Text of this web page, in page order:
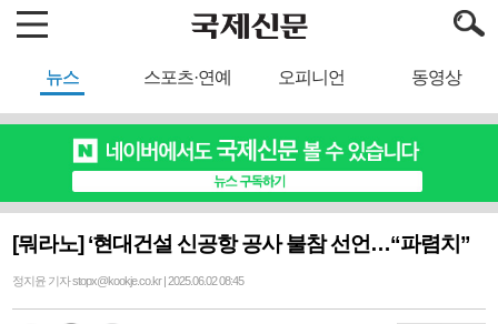
뉴스 스포츠·연예 오피니언 동영상
[뭐라노] ‘현대건설 신공항 공사 불참 선언…“파렴치”
정지윤 기자 stopx@kookje.co.kr | 2025.06.02 08:45